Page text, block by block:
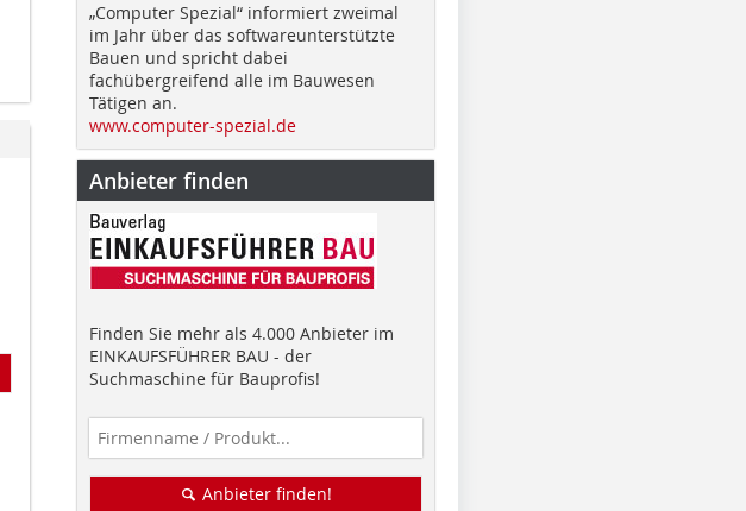
„Computer Spezial“ informiert zweimal
im Jahr über das softwareunterstützte
Bauen und spricht dabei
fachübergreifend alle im Bauwesen
Tätigen an.
www.computer-spezial.de
Anbieter finden
Finden Sie mehr als 4.000 Anbieter im
EINKAUFSFÜHRER BAU - der
Suchmaschine für Bauprofis!
Anbieter finden!